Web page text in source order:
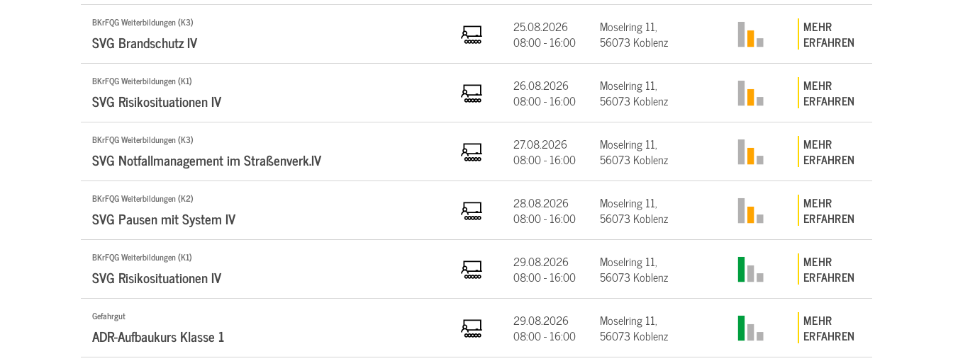
BKrFQG Weiterbildungen (K3)
SVG Brandschutz IV
25.08.2026
08:00 - 16:00
Moselring 11,
56073 Koblenz
MEHR
ERFAHREN
BKrFQG Weiterbildungen (K1)
SVG Risikosituationen IV
26.08.2026
08:00 - 16:00
Moselring 11,
56073 Koblenz
MEHR
ERFAHREN
BKrFQG Weiterbildungen (K3)
SVG Notfallmanagement im Straßenverk.IV
27.08.2026
08:00 - 16:00
Moselring 11,
56073 Koblenz
MEHR
ERFAHREN
BKrFQG Weiterbildungen (K2)
SVG Pausen mit System IV
28.08.2026
08:00 - 16:00
Moselring 11,
56073 Koblenz
MEHR
ERFAHREN
BKrFQG Weiterbildungen (K1)
SVG Risikosituationen IV
29.08.2026
08:00 - 16:00
Moselring 11,
56073 Koblenz
MEHR
ERFAHREN
Gefahrgut
ADR-Aufbaukurs Klasse 1
29.08.2026
08:00 - 16:00
Moselring 11,
56073 Koblenz
MEHR
ERFAHREN